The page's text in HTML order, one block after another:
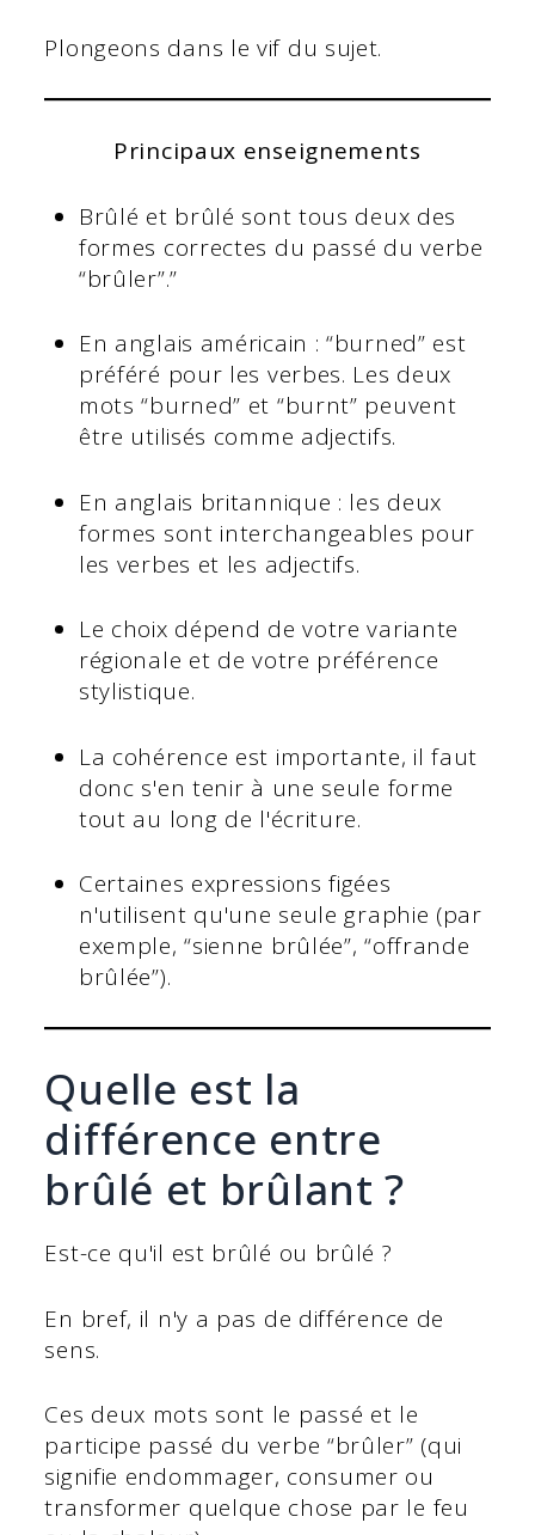
Plongeons dans le vif du sujet.
Principaux enseignements
Brûlé et brûlé sont tous deux des
formes correctes du passé du verbe
“brûler”.”
En anglais américain : “burned” est
préféré pour les verbes. Les deux
mots “burned” et “burnt” peuvent
être utilisés comme adjectifs.
En anglais britannique : les deux
formes sont interchangeables pour
les verbes et les adjectifs.
Le choix dépend de votre variante
régionale et de votre préférence
stylistique.
La cohérence est importante, il faut
donc s'en tenir à une seule forme
tout au long de l'écriture.
Certaines expressions figées
n'utilisent qu'une seule graphie (par
exemple, “sienne brûlée”, “offrande
brûlée”).
Quelle est la
différence entre
brûlé et brûlant ?
Est-ce qu'il est brûlé ou brûlé ?
En bref, il n'y a pas de différence de
sens.
Ces deux mots sont le passé et le
participe passé du verbe “brûler” (qui
signifie endommager, consumer ou
transformer quelque chose par le feu